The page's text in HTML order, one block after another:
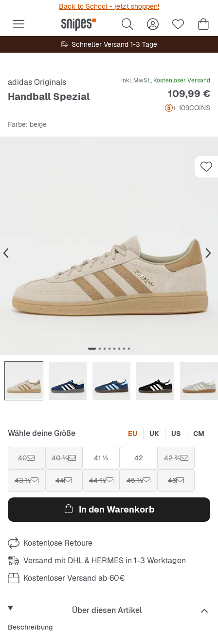
Back to School - jetzt shoppen!
Schneller Versand 1-3 Tage
adidas Originals
Handball Spezial
inkl. MwSt., Kostenloser Versand
Preis
109,99 €
+ 109COINS
Farbe: beige
Wähle deine Größe EU UK US CM
40 40 ⅔ 41 ⅓ 42 42 ⅔
43 ⅓ 44 44 ⅔ 45 ⅓ 46
In den Warenkorb
Kostenlose Retoure
Versand mit DHL & HERMES in 1-3 Werktagen
Kostenloser Versand ab 60€
Über diesen Artikel
Beschreibung